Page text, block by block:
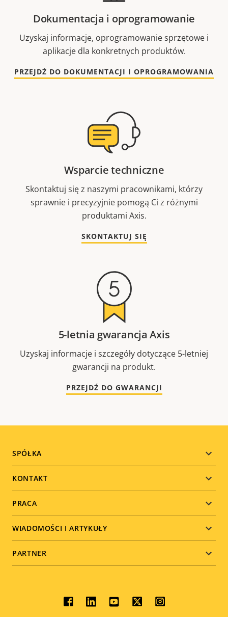
Dokumentacja i oprogramowanie
Uzyskaj informacje, oprogramowanie sprzętowe i
aplikacje dla konkretnych produktów.
PRZEJDŹ DO DOKUMENTACJI I OPROGRAMOWANIA
Wsparcie techniczne
Skontaktuj się z naszymi pracownikami, którzy
sprawnie i precyzyjnie pomogą Ci z różnymi
produktami Axis.
SKONTAKTUJ SIĘ
5-letnia gwarancja Axis
Uzyskaj informacje i szczegóły dotyczące 5-letniej
gwarancji na produkt.
PRZEJDŹ DO GWARANCJI
Footer
menu
SPÓŁKA
KONTAKT
PRACA
WIADOMOŚCI I ARTYKUŁY
PARTNER
Social